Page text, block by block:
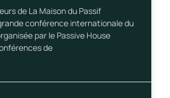
de La Maison du Passif
conférence internationale du
par le Passive House
de